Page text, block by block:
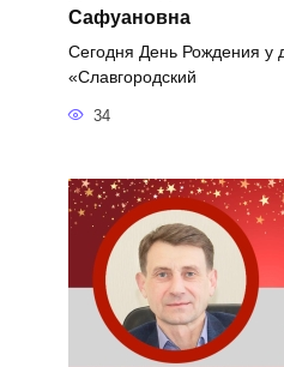
Сафуановна
Сегодня День Рождения у
«Славгородский
34